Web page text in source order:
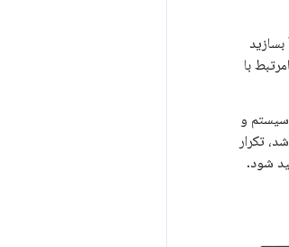
. مجموعه‌ای متنوع و باکیفیت از خروجی‌های خوب و بد ThemeBuilder بسازید
با
سیستم و
تکرار
شود.